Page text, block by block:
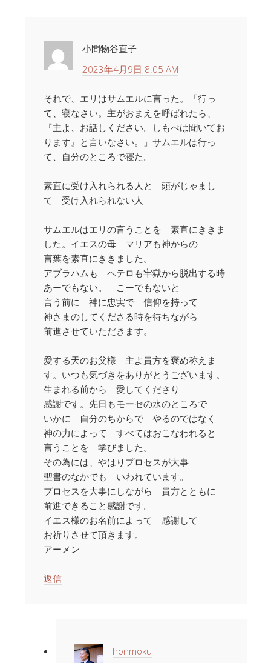
小間物谷直子
2023年4月9日 8:05 AM
それで、エリはサムエルに言った。「行っ
て、寝なさい。主がおまえを呼ばれたら、
『主よ、お話しください。しもべは聞いてお
ります』と言いなさい。」サムエルは行っ
て、自分のところで寝た。
素直に受け入れられる人と 頭がじゃまし
て 受け入れられない人
サムエルはエリの言うことを 素直にききま
した。イエスの母 マリアも神からの
言葉を素直にききました。
アブラハムも ペテロも牢獄から脱出する時
あーでもない。 こーでもないと
言う前に 神に忠実で 信仰を持って
神さまのしてくださる時を待ちながら
前進させていただきます。
愛する天のお父様 主よ貴方を褒め称えま
す。いつも気づきをありがとうございます。
生まれる前から 愛してくださり
感謝です。先日もモーセの水のところで
いかに 自分のちからで やるのではなく
神の力によって すべてはおこなわれると
言うことを 学びました。
その為には、やはりプロセスが大事
聖書のなかでも いわれています。
プロセスを大事にしながら 貴方とともに
前進できること感謝です。
イエス様のお名前によって 感謝して
お祈りさせて頂きます。
アーメン
返信
honmoku